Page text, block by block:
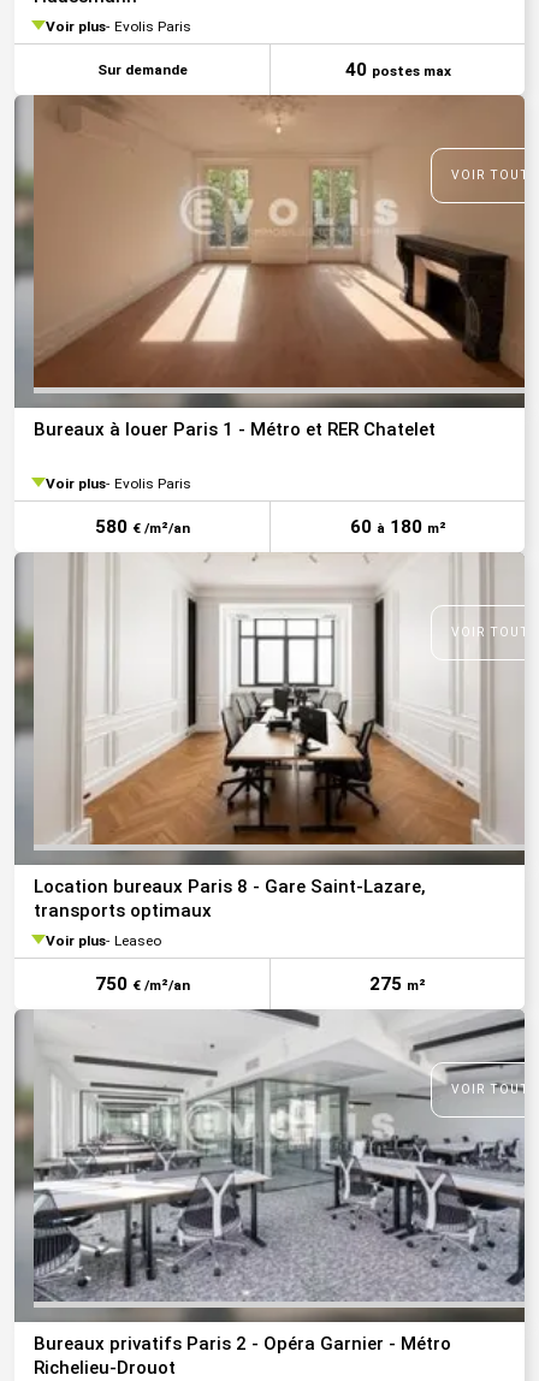
Voir plus Evolis Paris
Sur demande 40 postes max
VOIR
Bureaux à louer Paris 1 - Métro et RER Chatelet
Voir plus Evolis Paris
580 € /m²/an 60 à180 m²
VOIR
Location bureaux Paris 8 - Gare Saint-Lazare,
transports optimaux
Voir plus Leaseo
750 € /m²/an 275 m²
VOIR
Bureaux privatifs Paris 2 - Opéra Garnier - Métro
Richelieu-Drouot